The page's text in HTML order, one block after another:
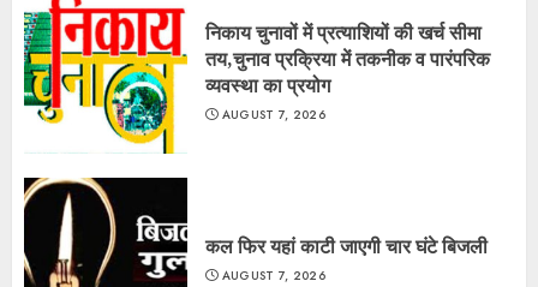
निकाय चुनावों में प्रत्याशियों की खर्च सीमा
तय,चुनाव प्रक्रिया में तकनीक व पारंपरिक
व्यवस्था का प्रयोग
AUGUST 7, 2026
कल फिर यहां काटी जाएगी चार घंटे बिजली
AUGUST 7, 2026